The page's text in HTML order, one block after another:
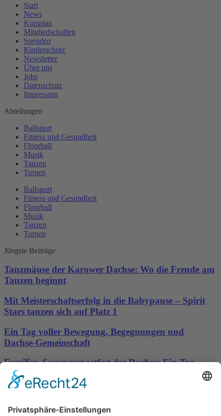
Start
News
Kursplan
Mitgliedschaften
Spenden
Kinderschutz
Newsletter
Über uns
Jobs
Datenschutz
Impressum
Abteilungen
Ballsport
Fitness und Gesundheit
Floorball
Musik
Tanzen
Turnen
Ballsport
Fitness und Gesundheit
Floorball
Musik
Tanzen
Turnen
Jüngste Beiträge
Tanzmäuse der Karower Dachse: Wo die Freude am
Tanzen beginnt
Mit Meisterschaftserfolg in die Babypause – Spirit
Stars tanzen sich auf Platz 1
Ein Tag voller Bewegung, Begegnungen und
Dachse-Gemeinschaft
Familien-Sommersportfest der Dachse: Ein Tag
voller Bewegung, Spaß und Gemeinschaft
Technischer Administrator: Silvio Osowsky